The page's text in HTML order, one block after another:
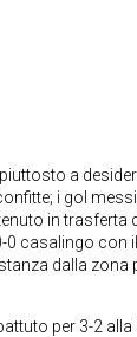
a
i gol
in trasferta
0 casalingo con
dalla zona
per 3-2 alla